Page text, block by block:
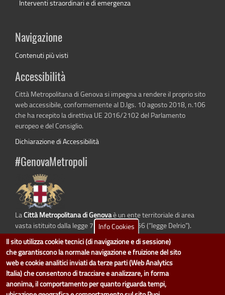
Interventi straordinari e di emergenza
Navigazione
Contenuti più visti
Accessibilità
Città Metropolitana di Genova si impegna a rendere il proprio sito
web accessibile, conformemente al D.lgs. 10 agosto 2018, n.106
che ha recepito la direttiva UE 2016/2102 del Parlamento
europeo e del Consiglio.
Dichiarazione di Accessibilità
#GenovaMetropoli
LaCittà Metropolitana di Genovaè un ente territoriale di area
vasta istituito dalla legge 7 aprile 2014 n. 56 (“legge Delrio”).
Sostituisce la Provincia di Genova.
dati.cittametropolitana.genova.itè il progetto "Open Data" della
Metropolitana di Genova.
Info Cookies
Il sito utilizza cookie tecnici (di navigazione e di sessione)
che garantiscono la normale navigazione e fruizione del sito
web e cookie analitici inviati da terze parti (Web Analytics
Italia) che consentono di tracciare e analizzare, in forma
anonima, il comportamento per quanto riguarda tempi,